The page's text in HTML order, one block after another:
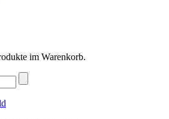
im Warenkorb.